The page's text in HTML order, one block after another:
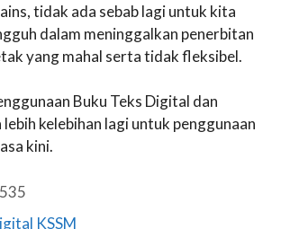
tidak ada sebab lagi untuk kita
dalam meninggalkan penerbitan
yang mahal serta tidak fleksibel.
Buku Teks Digital dan
kelebihan lagi untuk penggunaan
kini.
535
KSSM